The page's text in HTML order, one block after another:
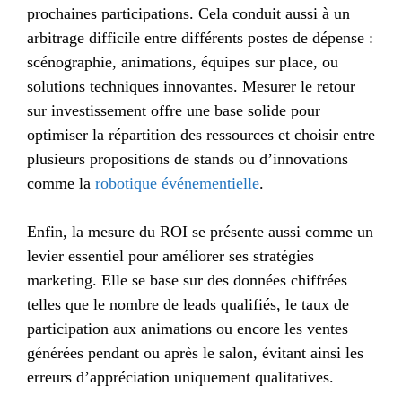
prochaines participations. Cela conduit aussi à un
arbitrage difficile entre différents postes de dépense :
scénographie, animations, équipes sur place, ou
solutions techniques innovantes. Mesurer le retour
sur investissement offre une base solide pour
optimiser la répartition des ressources et choisir entre
plusieurs propositions de stands ou d’innovations
comme la robotique événementielle.
Enfin, la mesure du ROI se présente aussi comme un
levier essentiel pour améliorer ses stratégies
marketing. Elle se base sur des données chiffrées
telles que le nombre de leads qualifiés, le taux de
participation aux animations ou encore les ventes
générées pendant ou après le salon, évitant ainsi les
erreurs d’appréciation uniquement qualitatives.